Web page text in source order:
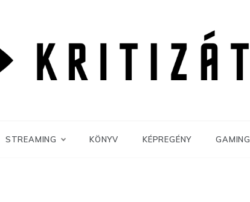
STREAMING KÖNYV KÉPREGÉNY GAMING